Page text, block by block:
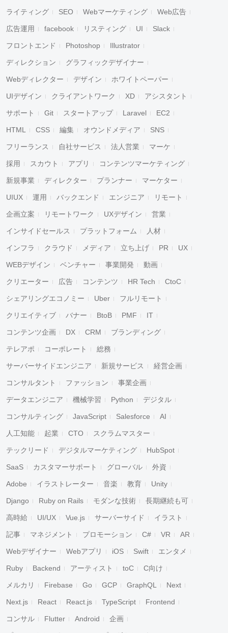
ライティング SEO Webマーケティング Web広告
広告運用 facebook リスティング UI Slack
フロントエンド Photoshop Illustrator
ディレクション グラフィックデザイナー
Webディレクター デザイン ホワイトペーパー
UIデザイン クライアントワーク XD アシスタント
サポート Git スタートアップ Laravel EC2
HTML CSS 編集 オウンドメディア SNS
フリーランス 自社サービス 法人営業 マーケ
採用 スカウト アプリ コンテンツマーケティング
新規事業 ディレクター プランナー マーケター
UIUX 運用 バックエンド エンジニア リモート
企画立案 リモートワーク UXデザイン 営業
インサイドセールス プラットフォーム 人材
インフラ クラウド メディア 立ち上げ PR UX
WEBデザイン ベンチャー 事業開発 動画
クリエーター 広告 コンテンツ HR Tech CtoC
シェアリングエコノミー Uber フルリモート
クリエイティブ バナー BtoB PMF IT
コンテンツ企画 DX CRM ブランディング
テレアポ コーポレート 総務
サーバーサイドエンジニア 新規サービス 経営企画
コンサルタント ファッション 事業企画
データエンジニア 機械学習 Python デジタル
コンサルティング JavaScript Salesforce AI
人工知能 起業 CTO スクラムマスター
テックリード デジタルマーケティング HubSpot
SaaS カスタマーサポート グローバル 外資
Adobe イラストレーター 音楽 教育 Unity
Django Ruby on Rails モダンな技術 長期継続も可
高時給 UI/UX Vue.js サーバーサイド イラスト
記事 マネジメント プロモーション C# VR AR
Webデザイナー Webアプリ iOS Swift エンタメ
Ruby Backend アーティスト toC C向け
メルカリ Firebase Go GCP GraphQL Next
Next.js React React.js TypeScript Frontend
コンサル Flutter Android 企画